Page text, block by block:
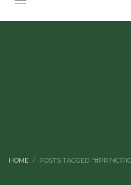
HOME POSTS TAGGED